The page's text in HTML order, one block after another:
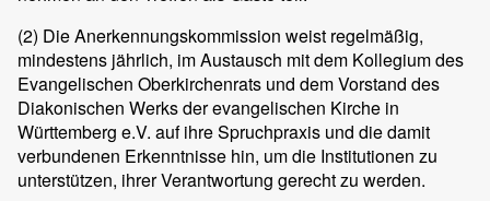
(2) Die Anerkennungskommission weist regelmäßig,
mindestens jährlich, im Austausch mit dem Kollegium des
Evangelischen Oberkirchenrats und dem Vorstand des
Diakonischen Werks der evangelischen Kirche in
Württemberg e.V. auf ihre Spruchpraxis und die damit
verbundenen Erkenntnisse hin, um die Institutionen zu
unterstützen, ihrer Verantwortung gerecht zu werden.